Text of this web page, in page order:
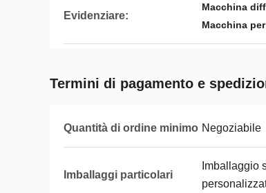
Evidenziare:
Macchina
Macchina
Termini di pagamento e
Quantità di ordine minimo Negoziabile
Imballaggi particolari
Imballaggio